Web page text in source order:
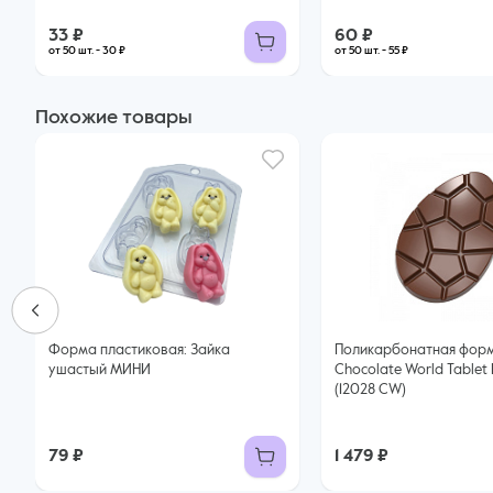
33 ₽
от 50 шт. - 30 ₽
60 ₽
от 50 шт. - 55 ₽
Похожие товары
Форма пластиковая: Зайка
ушастый МИНИ
79 ₽
Поликарбонатная
Chocolate World Tablet
(12028 CW)
1 479 ₽